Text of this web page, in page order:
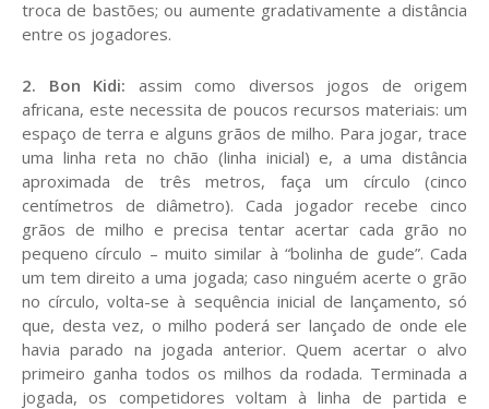
troca de bastões; ou aumente gradativamente a distância
entre os jogadores.
2. Bon Kidi: assim como diversos jogos de origem
africana, este necessita de poucos recursos materiais: um
espaço de terra e alguns grãos de milho. Para jogar, trace
uma linha reta no chão (linha inicial) e, a uma distância
aproximada de três metros, faça um círculo (cinco
centímetros de diâmetro). Cada jogador recebe cinco
grãos de milho e precisa tentar acertar cada grão no
pequeno círculo – muito similar à “bolinha de gude”. Cada
um tem direito a uma jogada; caso ninguém acerte o grão
no círculo, volta-se à sequência inicial de lançamento, só
que, desta vez, o milho poderá ser lançado de onde ele
havia parado na jogada anterior. Quem acertar o alvo
primeiro ganha todos os milhos da rodada. Terminada a
jogada, os competidores voltam à linha de partida e